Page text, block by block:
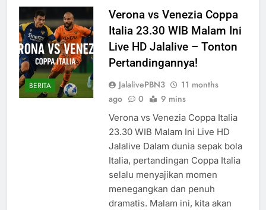
BERITA
Verona vs Venezia Coppa
Italia 23.30 WIB Malam Ini
Live HD Jalalive – Tonton
Pertandingannya!
JalalivePBN3
11 months
ago
0 9 mins
Verona vs Venezia Coppa Italia
23.30 WIB Malam Ini Live HD
Jalalive Dalam dunia sepak bola
Italia, pertandingan Coppa Italia
selalu menyajikan momen
menegangkan dan penuh
dramatis. Malam ini, kita akan